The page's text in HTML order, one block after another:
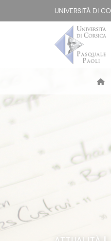
UNIVERSITÀ DI